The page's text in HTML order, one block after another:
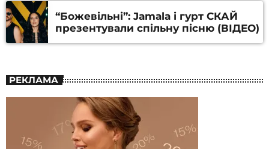
“Божевільні”: Jamala і гурт СКАЙ
презентували спільну пісню (ВІДЕО)
РЕКЛАМА